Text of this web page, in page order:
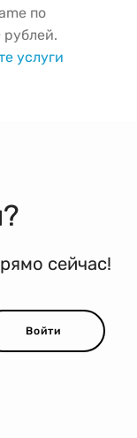
по
услуги
сейчас!
Войти